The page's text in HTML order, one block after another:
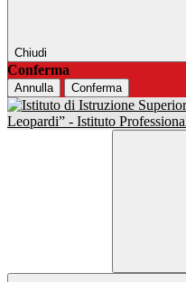
Chiudi
Conferma
Annulla Conferma